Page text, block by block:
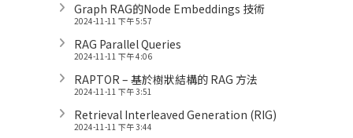
Graph RAG的Node Embeddings 技術
2024-11-11 下午 5:57
RAG Parallel Queries
2024-11-11 下午 4:06
RAPTOR – 基於樹狀結構的 RAG 方法
2024-11-11 下午 3:51
Retrieval Interleaved Generation (RIG)
2024-11-11 下午 3:44